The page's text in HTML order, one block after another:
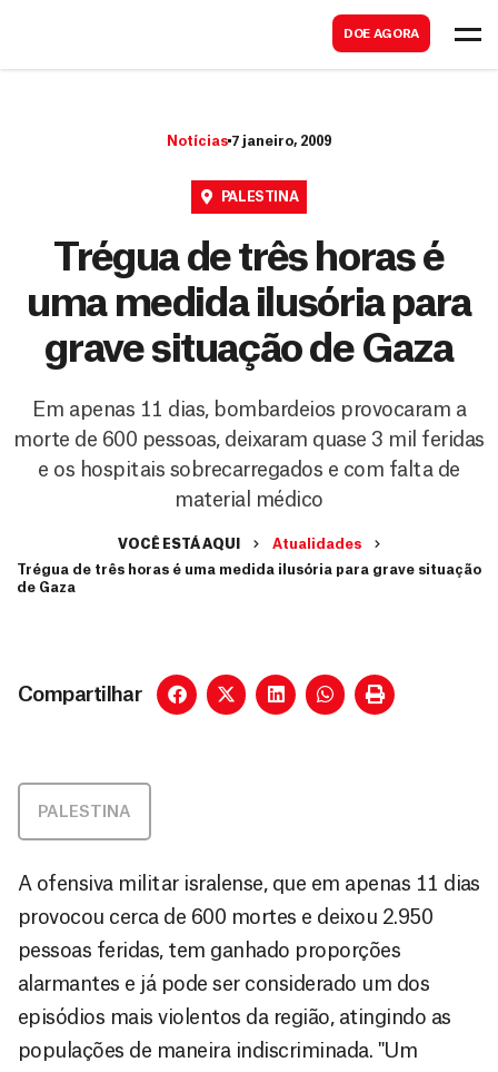
DOE AGORA
Notícias 7 janeiro, 2009
PALESTINA
Trégua de três horas é
uma medida ilusória para
grave situação de Gaza
Em apenas 11 dias, bombardeios provocaram a
morte de 600 pessoas, deixaram quase 3 mil feridas
e os hospitais sobrecarregados e com falta de
material médico
VOCÊ ESTÁ AQUI
Atualidades
Trégua de três horas é uma medida ilusória para grave situação
de Gaza
Compartilhar
PALESTINA
A ofensiva militar isralense, que em apenas 11 dias
provocou cerca de 600 mortes e deixou 2.950
pessoas feridas, tem ganhado proporções
alarmantes e já pode ser considerado um dos
episódios mais violentos da região, atingindo as
populações de maneira indiscriminada. "Um
a
r